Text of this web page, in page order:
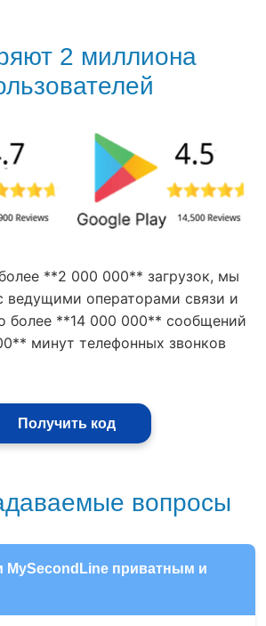
2 миллиона
**2 000 000** загрузок, мы
ведущими операторами связи и
более **14 000 000** сообщений
минут телефонных звонков
Получить код
вопросы
MySecondLine приватным и